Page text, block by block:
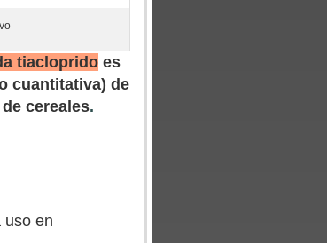
tiacloprido es
cuantitativa) de
cereales.
uso en